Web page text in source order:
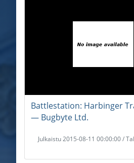
Battlestation: Harbinger
― Bugbyte Ltd.
Julkaistu 2015-08-11 00:00:00 /